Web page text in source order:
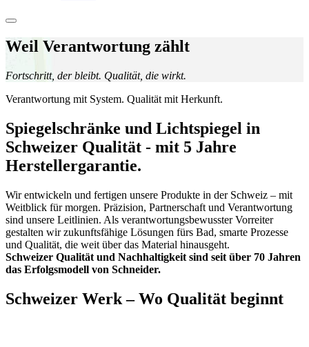
Weil Verantwortung zählt
Fortschritt, der bleibt. Qualität, die wirkt.
Verantwortung mit System. Qualität mit Herkunft.
Spiegelschränke und Lichtspiegel in
Schweizer Qualität - mit 5 Jahre
Herstellergarantie.
Wir entwickeln und fertigen unsere Produkte in der Schweiz – mit
Weitblick für morgen. Präzision, Partnerschaft und Verantwortung
sind unsere Leitlinien. Als verantwortungsbewusster Vorreiter
gestalten wir zukunftsfähige Lösungen fürs Bad, smarte Prozesse
und Qualität, die weit über das Material hinausgeht.
Schweizer Qualität und Nachhaltigkeit sind seit über 70 Jahren
das Erfolgsmodell von Schneider.
Schweizer Werk – Wo Qualität beginnt